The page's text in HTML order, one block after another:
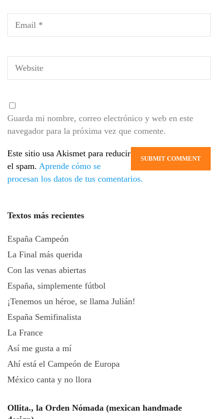
Guarda mi nombre, correo electrónico y web en este
navegador para la próxima vez que comente.
Este sitio usa Akismet para reducir
el spam. Aprende cómo se
procesan los datos de tus comentarios.
Textos más recientes
España Campeón
La Final más querida
Con las venas abiertas
España, simplemente fútbol
¡Tenemos un héroe, se llama Julián!
España Semifinalista
La France
Así me gusta a mí
Ahí está el Campeón de Europa
México canta y no llora
Ollita., la Orden Nómada (mexican handmade